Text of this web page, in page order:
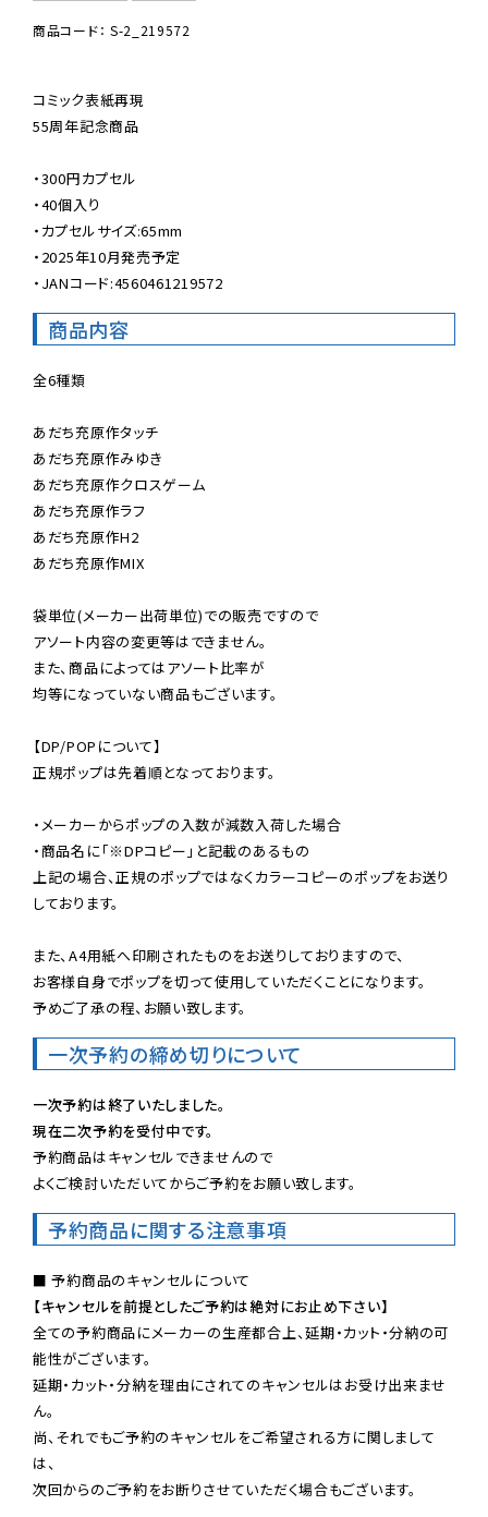
商品コード： S-2_219572
コミック表紙再現
55周年記念商品
・300円カプセル
・40個入り
・カプセルサイズ:65mm
・2025年10月発売予定
・JANコード:4560461219572
商品内容
全6種類
あだち充原作タッチ
あだち充原作みゆき
あだち充原作クロスゲーム
あだち充原作ラフ
あだち充原作H2
あだち充原作MIX
袋単位(メーカー出荷単位)での販売ですので
アソート内容の変更等はできません。
また、商品によってはアソート比率が
均等になっていない商品もございます。
【DP/POPについて】
正規ポップは先着順となっております。
・メーカーからポップの入数が減数入荷した場合
・商品名に「※DPコピー」と記載のあるもの
上記の場合、正規のポップではなくカラーコピーのポップをお送り
しております。
また、A4用紙へ印刷されたものをお送りしておりますので、
お客様自身でポップを切って使用していただくことになります。
予めご了承の程、お願い致します。
一次予約の締め切りについて
一次予約は終了いたしました。
現在二次予約を受付中です。
予約商品はキャンセルできませんので
よくご検討いただいてからご予約をお願い致します。
予約商品に関する注意事項
【キャンセルを前提としたご予約は絶対にお止め下さい】
全ての予約商品にメーカーの生産都合上、延期・カット・分納の可
能性がございます。
延期・カット・分納を理由にされてのキャンセルはお受け出来ませ
ん。
尚、それでもご予約のキャンセルをご希望される方に関しまして
は、
次回からのご予約をお断りさせていただく場合もございます。